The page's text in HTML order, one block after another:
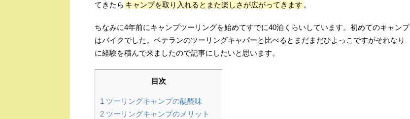
てきたら キャンプを取り入れるとまた楽しさが広がってきます 。
ちなみに4年前にキャンプツーリングを始めてすでに40泊くらいしています。初めてのキャンプ
はバイクでした。ベテランのツーリングキャパーと比べるとまだまだひよっこですがそれなり
に経験を積んで来ましたので記事にしたいと思います。
目次
1 ツーリングキャンプの醍醐味
2 ツーリングキャンプのメリット